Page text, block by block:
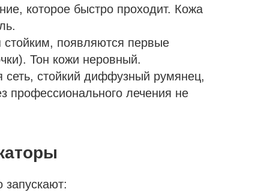
которое быстро проходит. Кожа
стойким, появляются первые
Тон кожи неровный.
стойкий диффузный румянец,
профессионального лечения не
запускают: